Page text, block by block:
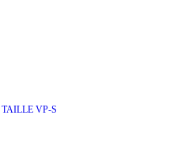
TAILLE VP-S